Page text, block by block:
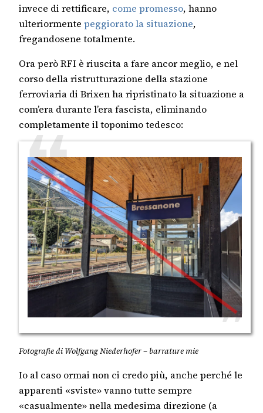
invece di rettificare, come promesso, hanno
ulteriormente peggiorato la situazione,
fregandosene totalmente.
Ora però RFI è riuscita a fare ancor meglio, e nel
corso della ristrutturazione della stazione
ferroviaria di Brixen ha ripristinato la situazione a
com’era durante l’era fascista, eliminando
completamente il toponimo tedesco:
Fotografie di Wolfgang Niederhofer – barrature mie
Io al caso ormai non ci credo più, anche perché le
apparenti «sviste» vanno tutte sempre
«casualmente» nella medesima direzione (a